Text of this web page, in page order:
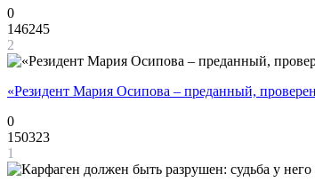
0
146245
2
«Резидент Мария Осипова – преданный,
0
150323
1